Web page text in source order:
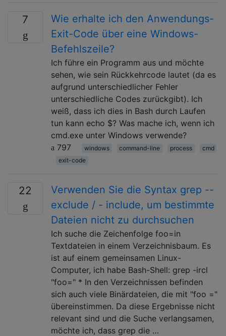
7
Wie erhalte ich den Anwendungs-
Exit-Code über eine Windows-
Befehlszeile?
Ich führe ein Programm aus und möchte
sehen, wie sein Rückkehrcode lautet (da es
aufgrund unterschiedlicher Fehler
unterschiedliche Codes zurückgibt). Ich
weiß, dass ich dies in Bash durch Laufen
tun kann echo $? Was mache ich, wenn ich
cmd.exe unter Windows verwende?
797
windows command-line process
cmd
exit-code
22
Verwenden Sie die Syntax grep --
exclude / - include, um bestimmte
Dateien nicht zu durchsuchen
Ich suche die Zeichenfolge foo=in
Textdateien in einem Verzeichnisbaum. Es
ist auf einem gemeinsamen Linux-
Computer, ich habe Bash-Shell: grep -ircl
"foo=" * In den Verzeichnissen befinden
sich auch viele Binärdateien, die mit "foo ="
übereinstimmen. Da diese Ergebnisse nicht
relevant sind und die Suche verlangsamen,
möchte ich, dass grep die …